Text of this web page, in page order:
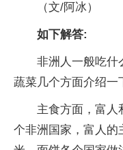
（文/阿冰）
如下解答:
非洲人一般吃什
蔬菜几个方面介绍一
主食方面，富人
个非洲国家，富人的